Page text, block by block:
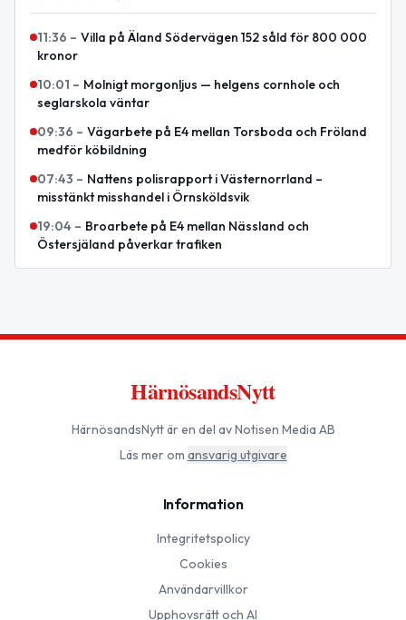
11:36 – Villa på Äland Södervägen 152 såld för 800 000
kronor
10:01 – Molnigt morgonljus — helgens cornhole och
seglarskola väntar
09:36 – Vägarbete på E4 mellan Torsboda och Fröland
medför köbildning
07:43 – Nattens polisrapport i Västernorrland –
misstänkt misshandel i Örnsköldsvik
19:04 – Broarbete på E4 mellan Nässland och
Östersjäland påverkar trafiken
HärnösandsNytt
HärnösandsNyttär en del av Notisen Media AB
Läs mer om ansvarig utgivare
Information
Integritetspolicy
Cookies
Användarvillkor
Upphovsrätt och AI